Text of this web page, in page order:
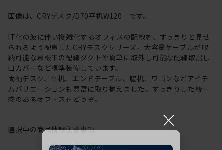
画像は、CRYデスク/D70平机W120 です。
IT化の波に伴い複雑化するオフィスの配線を、すっきりと見せ
られるよう配慮したCRYデスクシリーズ。大容量ケーブルが収
納可能な幕板下の配線ダクトや簡単に取外し可能な配線取出し
口カバーなど標準装備しています。
両袖デスク、平机、エンドテーブル、脇机、ワゴンなどアイテ
ムバリエーションも豊富に取り揃えました。すっきりした統一
感のあるオフィスをどうぞ。
選択中の商品情報注意事項 ×